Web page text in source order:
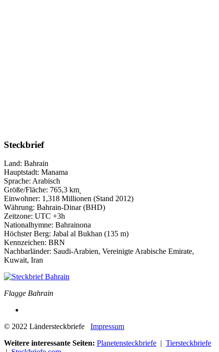
Steckbrief
Land: Bahrain
Hauptstadt: Manama
Sprache: Arabisch
Größe/Fläche: 765,3 km˛
Einwohner: 1,318 Millionen (Stand 2012)
Währung: Bahrain-Dinar (BHD)
Zeitzone: UTC +3h
Nationalhymne: Bahrainona
Höchster Berg: Jabal al Bukhan (135 m)
Kennzeichen: BRN
Nachbarländer: Saudi-Arabien, Vereinigte Arabische Emirate,
Kuwait, Iran
Flagge Bahrain
© 2022 Ländersteckbriefe Impressum
Weitere interessante Seiten: Planetensteckbriefe | Tiersteckbriefe